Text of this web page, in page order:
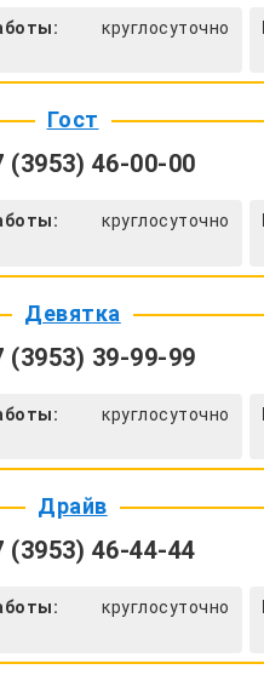
круглосуточно
Гост
46-00-00
круглосуточно
Девятка
39-99-99
круглосуточно
Драйв
46-44-44
круглосуточно